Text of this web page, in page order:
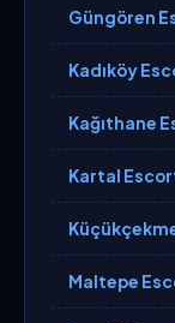
Güngören
Kadıköy
Kağıthane
Kartal
Maltepe